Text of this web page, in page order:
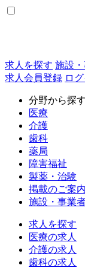
求人を探す 施設
求人会員登録 ロ
分野から探す
医療
介護
歯科
薬局
障害福祉
製薬・治験
掲載のご案内
施設・事業
求人を探す
医療の求人
介護の求人
歯科の求人